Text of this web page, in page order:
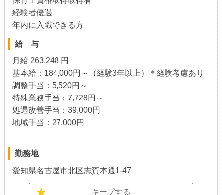
経験者優遇
年内に入職できる方
給 与
月給 263,248 円
基本給：184,000円～（経験3年以上）＊経験考慮あり
調整手当：5,520円～
特殊業務手当：7,728円～
処遇改善手当：39,000円
地域手当：27,000円
勤務地
愛知県名古屋市北区志賀本通1-47
キープする